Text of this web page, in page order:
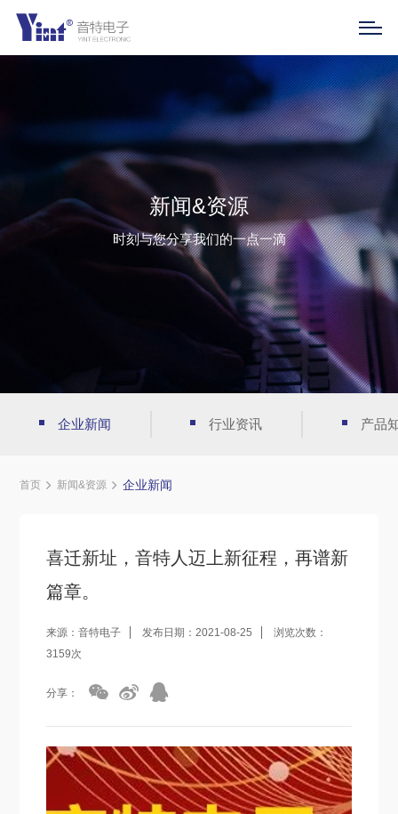
新闻&资源
时刻与您分享我们的一点一滴
企业新闻 行业资讯 产品
首页 新闻&资源 企业新闻
喜迁新址，音特人迈上新征程，再谱新
篇章。
来源：音特电子 发布日期：2021-08-25
浏览次数：
3159次
分享：